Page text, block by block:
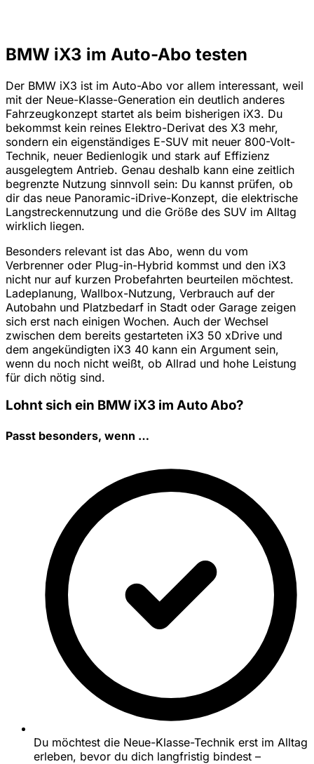
BMW iX3 im Auto-Abo testen
Der BMW iX3 ist im Auto-Abo vor allem interessant, weil
mit der Neue-Klasse-Generation ein deutlich anderes
Fahrzeugkonzept startet als beim bisherigen iX3. Du
bekommst kein reines Elektro-Derivat des X3 mehr,
sondern ein eigenständiges E-SUV mit neuer 800-Volt-
Technik, neuer Bedienlogik und stark auf Effizienz
ausgelegtem Antrieb. Genau deshalb kann eine zeitlich
begrenzte Nutzung sinnvoll sein: Du kannst prüfen, ob
dir das neue Panoramic-iDrive-Konzept, die elektrische
Langstreckennutzung und die Größe des SUV im Alltag
wirklich liegen.
Besonders relevant ist das Abo, wenn du vom
Verbrenner oder Plug-in-Hybrid kommst und den iX3
nicht nur auf kurzen Probefahrten beurteilen möchtest.
Ladeplanung, Wallbox-Nutzung, Verbrauch auf der
Autobahn und Platzbedarf in Stadt oder Garage zeigen
sich erst nach einigen Wochen. Auch der Wechsel
zwischen dem bereits gestarteten iX3 50 xDrive und
dem angekündigten iX3 40 kann ein Argument sein,
wenn du noch nicht weißt, ob Allrad und hohe Leistung
für dich nötig sind.
Lohnt sich ein BMW iX3 im Auto Abo?
Passt besonders, wenn …
Du möchtest die Neue-Klasse-Technik erst im Alltag
erleben, bevor du dich langfristig bindest –